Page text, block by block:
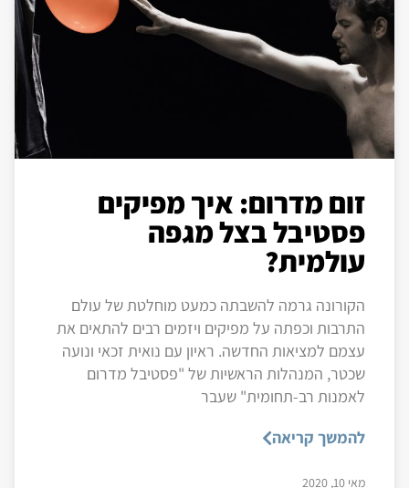
זום מדרום: איך מפיקים
פסטיבל בצל מגפה
עולמית?
הקורונה גרמה להשבתה כמעט מוחלטת של עולם
התרבות וכפתה על מפיקים ויזמים רבים להתאים את
עצמם למציאות החדשה. ראיון עם נואית זכאי ונועה
שכטר, המנהלות הראשיות של "פסטיבל מדרום
לאמנות רב-תחומית" שעבר
להמשך קריאה
מאי 10, 2020